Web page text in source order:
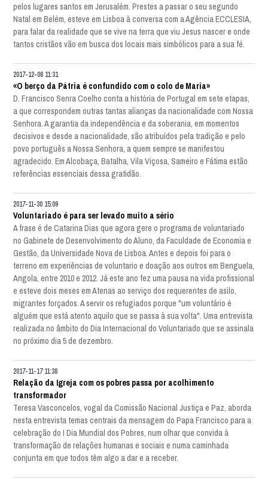
pelos lugares santos em Jerusalém. Prestes a passar o seu segundo
Natal em Belém, esteve em Lisboa à conversa com a Agência ECCLESIA,
para falar da realidade que se vive na terra que viu Jesus nascer e onde
tantos cristãos vão em busca dos locais mais simbólicos para a sua fé.
2017-12-08 11:31
«O berço da Pátria é confundido com o colo de Maria»
D. Francisco Senra Coelho conta a história de Portugal em sete etapas,
a que correspondem outras tantas alianças da nacionalidade com Nossa
Senhora. A garantia da independência e da soberania, em momentos
decisivos e desde a nacionalidade, são atribuídos pela tradição e pelo
povo português a Nossa Senhora, a quem sempre se manifestou
agradecido. Em Alcobaça, Batalha, Vila Viçosa, Sameiro e Fátima estão
referências essenciais dessa gratidão.
2017-11-30 15:09
Voluntariado é para ser levado muito a sério
A frase é de Catarina Dias que agora gere o programa de voluntariado
no Gabinete de Desenvolvimento do Aluno, da Faculdade de Economia e
Gestão, da Universidade Nova de Lisboa. Antes e depois foi para o
terreno em experiências de voluntario e doação aos outros em Benguela,
Angola, entre 2010 e 2012. Já este ano fez uma pausa na vida profissional
e esteve dois meses em Atenas ao serviço dos requerentes de asilo,
migrantes forçados. A servir os refugiados porque "um voluntário é
alguém que está atento aquilo que se passa à sua volta". Uma entrevista
realizada no âmbito do Dia Internacional do Voluntariado que se assinala
no próximo dia 5 de dezembro.
2017-11-17 11:38
Relação da Igreja com os pobres passa por acolhimento
transformador
Teresa Vasconcelos, vogal da Comissão Nacional Justiça e Paz, aborda
nesta entrevista temas centrais da mensagem do Papa Francisco para a
celebração do I Dia Mundial dos Pobres, num olhar que convida à
transformação de relações humanas e sociais e numa caminhada
conjunta em que todos têm algo a dar e a receber.